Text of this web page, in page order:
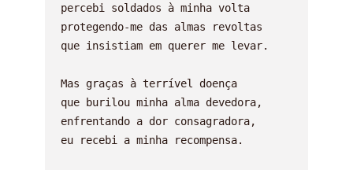
percebi soldados à minha volta
protegendo-me das almas revoltas
que insistiam em querer me levar.
Mas graças à terrível doença
que burilou minha alma devedora,
enfrentando a dor consagradora,
eu recebi a minha recompensa.